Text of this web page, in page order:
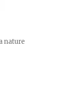
nature